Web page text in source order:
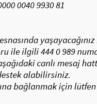
0040 9930 81
ile ilgili 444 0 989
canlı mesaj
alabilirsiniz.
bağlanmak için lütfen